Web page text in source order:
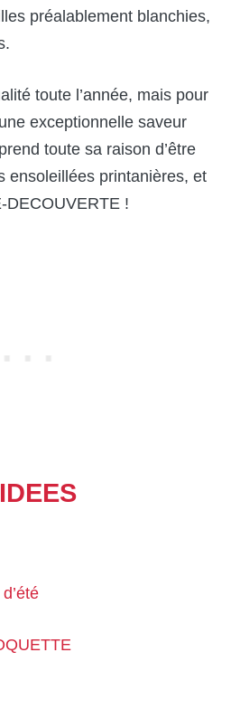
préalablement blanchies,
toute l’année, mais pour
exceptionnelle saveur
toute sa raison d’être
ensoleillées printanières, et
DECOUVERTE !